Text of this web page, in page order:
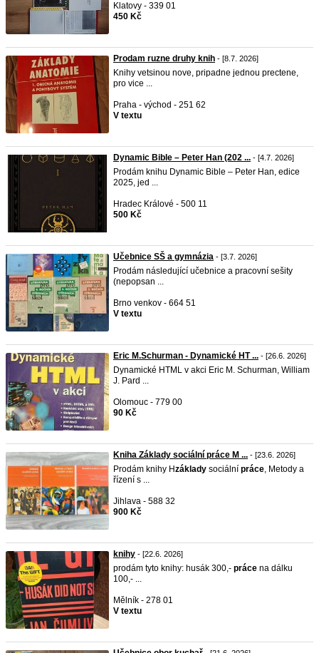
Klatovy - 339 01
450 Kč
Prodam ruzne druhy knih - [8.7. 2026]
Knihy vetsinou nove, pripadne jednou prectene,
pro vice ...
Praha - východ - 251 62
V textu
Dynamic Bible – Peter Han (202 ... - [4.7. 2026]
Prodám knihu Dynamic Bible – Peter Han, edice
2025, jed ...
Hradec Králové - 500 11
500 Kč
Učebnice SŠ a gymnázia - [3.7. 2026]
Prodám následující učebnice a pracovní sešity
(nepopsan ...
Brno venkov - 664 51
V textu
Eric M.Schurman - Dynamické HT ... - [26.6. 2026]
Dynamické HTML v akci Eric M. Schurman, William
J. Pard ...
Olomouc - 779 00
90 Kč
Kniha Základy sociální práce M ... - [23.6. 2026]
Prodám knihy Hzáklady sociální práce, Metody a
řízení s ...
Jihlava - 588 32
900 Kč
knihy - [22.6. 2026]
prodám tyto knihy: husák 300,- práce na dálku
100,- ...
Mělník - 278 01
V textu